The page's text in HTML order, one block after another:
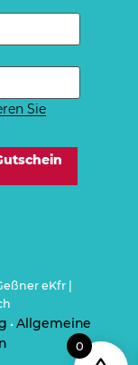
Sie
eKfr |
• Allgemeine
0